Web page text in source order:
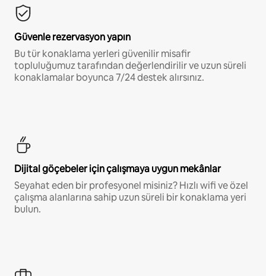
Güvenle rezervasyon yapın
Bu tür konaklama yerleri güvenilir misafir
topluluğumuz tarafından değerlendirilir ve uzun süreli
konaklamalar boyunca 7/24 destek alırsınız.
Dijital göçebeler için çalışmaya uygun mekânlar
Seyahat eden bir profesyonel misiniz? Hızlı wifi ve özel
çalışma alanlarına sahip uzun süreli bir konaklama yeri
bulun.